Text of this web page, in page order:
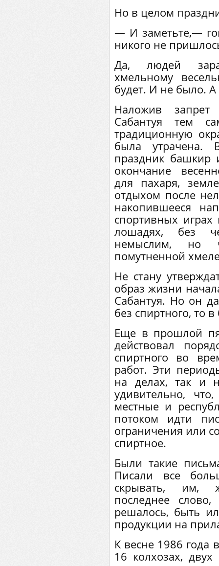
Но в целом
— И заметьте,—
никого не
Да, людей
хмельному
будет. И не было. А
Наложив запрет
Сабантуя тем
традиционную
была
праздник башкир
окончание
для пахаря,
отдыхом после
накопившееся
спортивных играх
лошадях, без
немыслим, но
помутненной
Не стану
образ жизни
Сабантуя. Но он
без спиртного, то
Еще в прошлой
действовал
спиртного во
работ. Эти
на делах, так и
удивительно,
местные и
потоком идти
ограничения или
спиртное.
Были такие
Писали все
скрывать, им,
последнее
решалось, быть
продукции на
К весне 1986 года
16 колхозах,